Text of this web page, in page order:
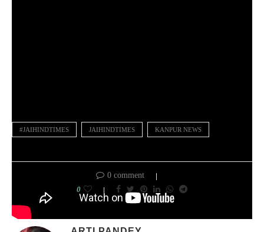
#JAIHINDTIMES JAIHINDTIMES KANPUR NEWS
0 comment
0